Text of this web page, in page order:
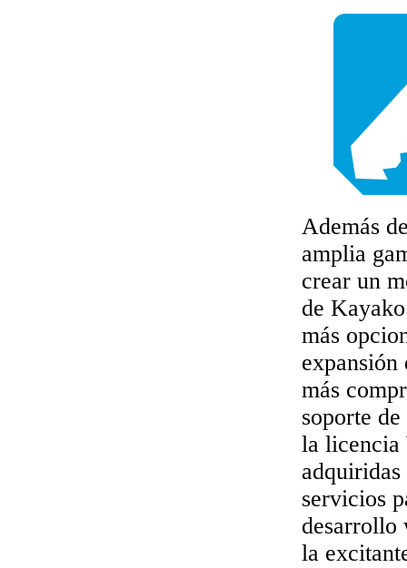
Además
amplia
crear un
de
más
más
soporte
la licencia
servicios
desarrollo
la